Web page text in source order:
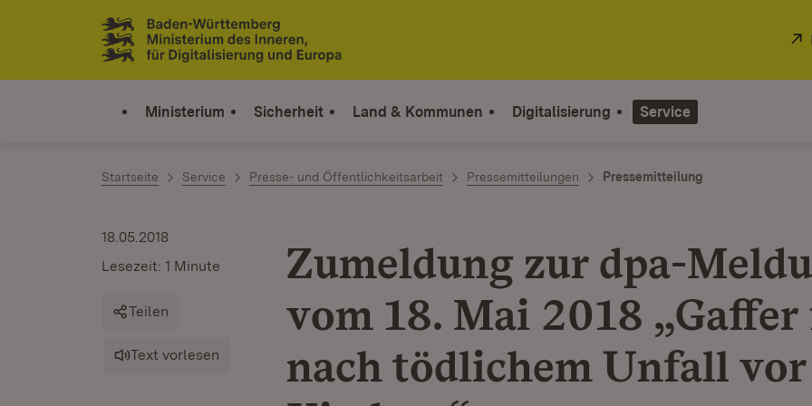
Zum Inhalt springen
Link zur Startseite
Ministerium Sicherheit Land & Kommunen Digitalisierung Service
Startseite Service Presse- und Öffentlichkeitsarbeit Pressemitteilungen Pressemitteilung
Zumeldung zur dpa-
vom 18. Mai 2018
nach tödlichem Unfall vor
18.05.2018
Lesezeit: 1 Minute
Teilen
Text vorlesen